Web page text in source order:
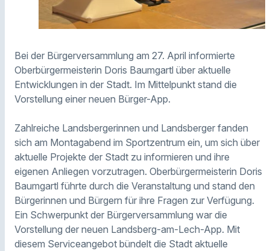
Bei der Bürgerversammlung am 27. April informierte
Oberbürgermeisterin Doris Baumgartl über aktuelle
Entwicklungen in der Stadt. Im Mittelpunkt stand die
Vorstellung einer neuen Bürger-App.
Zahlreiche Landsbergerinnen und Landsberger fanden
sich am Montagabend im Sportzentrum ein, um sich über
aktuelle Projekte der Stadt zu informieren und ihre
eigenen Anliegen vorzutragen. Oberbürgermeisterin Doris
Baumgartl führte durch die Veranstaltung und stand den
Bürgerinnen und Bürgern für ihre Fragen zur Verfügung.
Ein Schwerpunkt der Bürgerversammlung war die
Vorstellung der neuen Landsberg-am-Lech-App. Mit
diesem Serviceangebot bündelt die Stadt aktuelle